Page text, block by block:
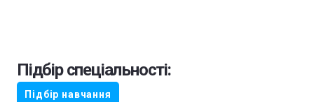
Підбір спеціальності:
Підбір навчання